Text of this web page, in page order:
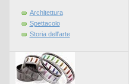
Architettura
Spettacolo
Storia dell'arte